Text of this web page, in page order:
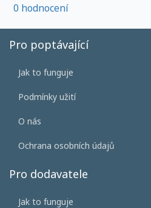
0 hodnocení
Pro poptávající
Jak to funguje
Podmínky užití
O nás
Ochrana osobních údajů
Pro dodavatele
Jak to funguje